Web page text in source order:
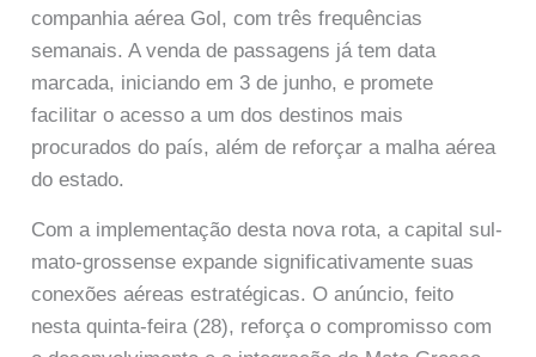
companhia aérea Gol, com três frequências
semanais. A venda de passagens já tem data
marcada, iniciando em 3 de junho, e promete
facilitar o acesso a um dos destinos mais
procurados do país, além de reforçar a malha aérea
do estado.
Com a implementação desta nova rota, a capital sul-
mato-grossense expande significativamente suas
conexões aéreas estratégicas. O anúncio, feito
nesta quinta-feira (28), reforça o compromisso com